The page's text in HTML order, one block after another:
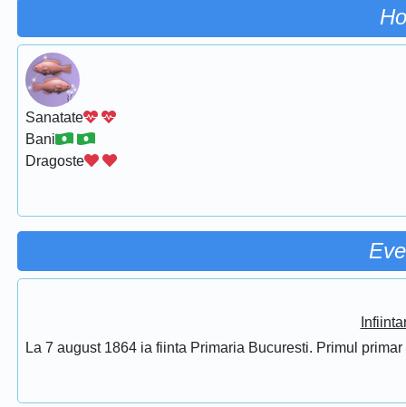
Sanatate
Bani
Dragoste
La 7 august 1864 ia fiinta Primaria Bucuresti. Primul